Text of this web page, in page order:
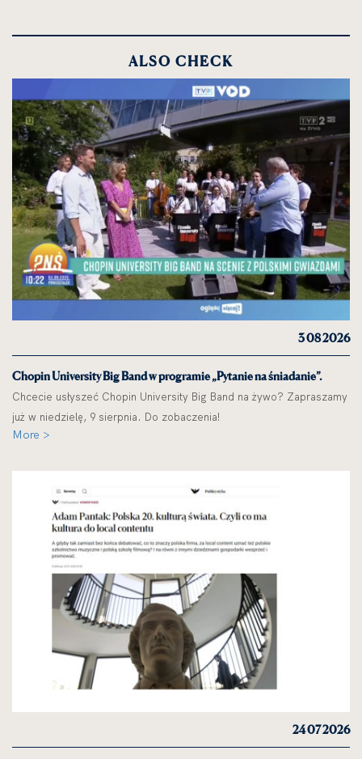
ALSO CHECK
3 08 2026
Chopin University Big Band w programie „Pytanie na śniadanie”.
Chcecie usłyszeć Chopin University Big Band na żywo? Zapraszamy
już w niedzielę, 9 sierpnia. Do zobaczenia!
More >
24 07 2026